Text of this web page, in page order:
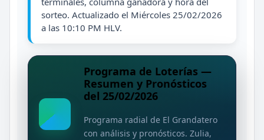
sorteo. Actualizado el Miércoles 25/02/2026
a las 10:10 PM HLV.
Programa de Loterías —
Resumen y Pronósticos
del 25/02/2026
Programa radial de El Grandatero
con análisis y pronósticos. Zulia,